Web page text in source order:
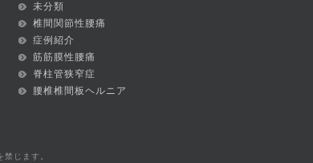
未分類
椎間関節性腰痛
症例紹介
筋筋膜性腰痛
脊柱管狭窄症
腰椎椎間板ヘルニア
じます。